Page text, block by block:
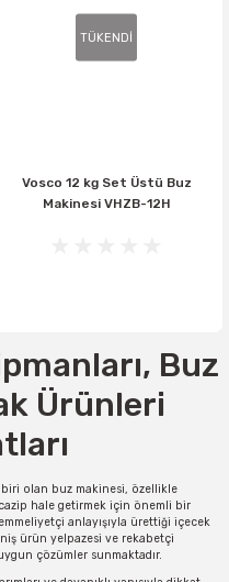
TÜKENDİ
Vosco 12 kg Set Üstü Buz
Makinesi VHZB-12H
Buz
Ürünleri
biri olan buz makinesi, özellikle
hale getirmek için önemli bir
anlayışıyla ürettiği içecek
ürün yelpazesi ve rekabetçi
çözümler sunmaktadır.